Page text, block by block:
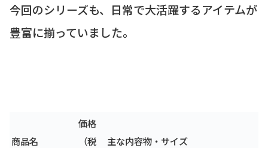
今回のシリーズも、日常で大活躍するアイテムが
豊富に揃っていました。
商品名
価格
（税
主な内容物・サイズ